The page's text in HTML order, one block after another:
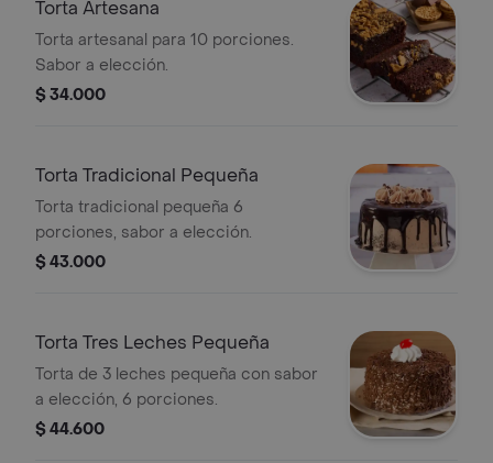
Torta Artesana
Torta artesanal para 10 porciones.
Sabor a elección.
$ 34.000
Torta Tradicional Pequeña
Torta tradicional pequeña 6
porciones, sabor a elección.
$ 43.000
Torta Tres Leches Pequeña
Torta de 3 leches pequeña con sabor
a elección, 6 porciones.
$ 44.600